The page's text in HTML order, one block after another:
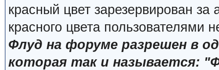
красный цвет зарезервирован
красного цвета пользователями
Флуд на форуме разрешен в
которая так и называется: